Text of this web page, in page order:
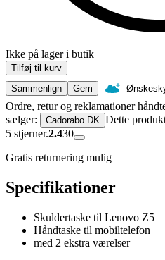
Ikke på lager i butik
Tilføj til kurv
Sammenlign
Gem
Ordre, retur og reklamationer
sælger:
Cadorabo DK Dette
5 stjerner.2.430
Gratis returnering mulig
Specifikationer
Skuldertaske til Lenovo Z5
Håndtaske til mobiltelefon
med 2 ekstra værelser